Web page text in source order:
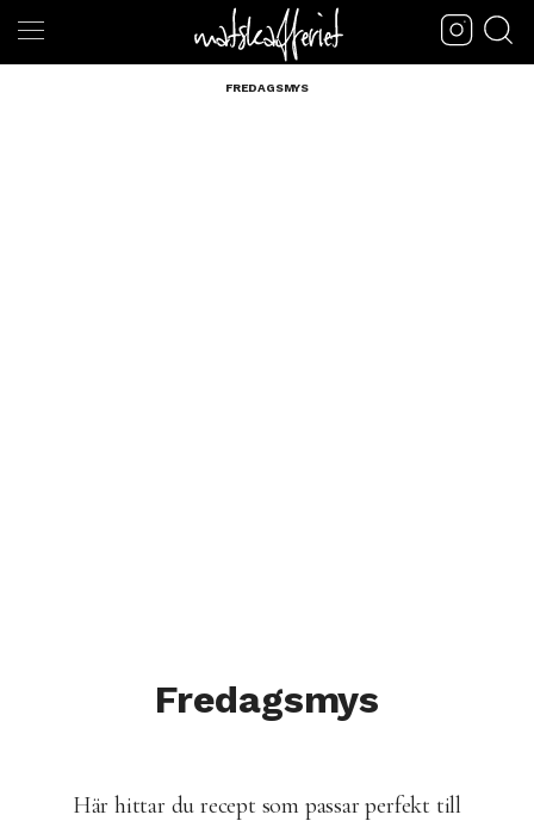
FREDAGSMYS
Fredagsmys
Här hittar du recept som passar perfekt till